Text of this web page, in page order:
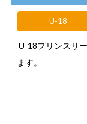
U-18
U-18プリンスリ
ます。